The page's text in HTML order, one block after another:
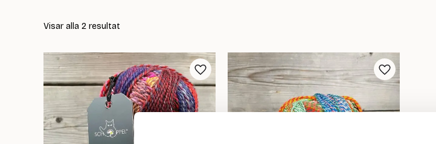
Visar alla 2 resultat
popularitet